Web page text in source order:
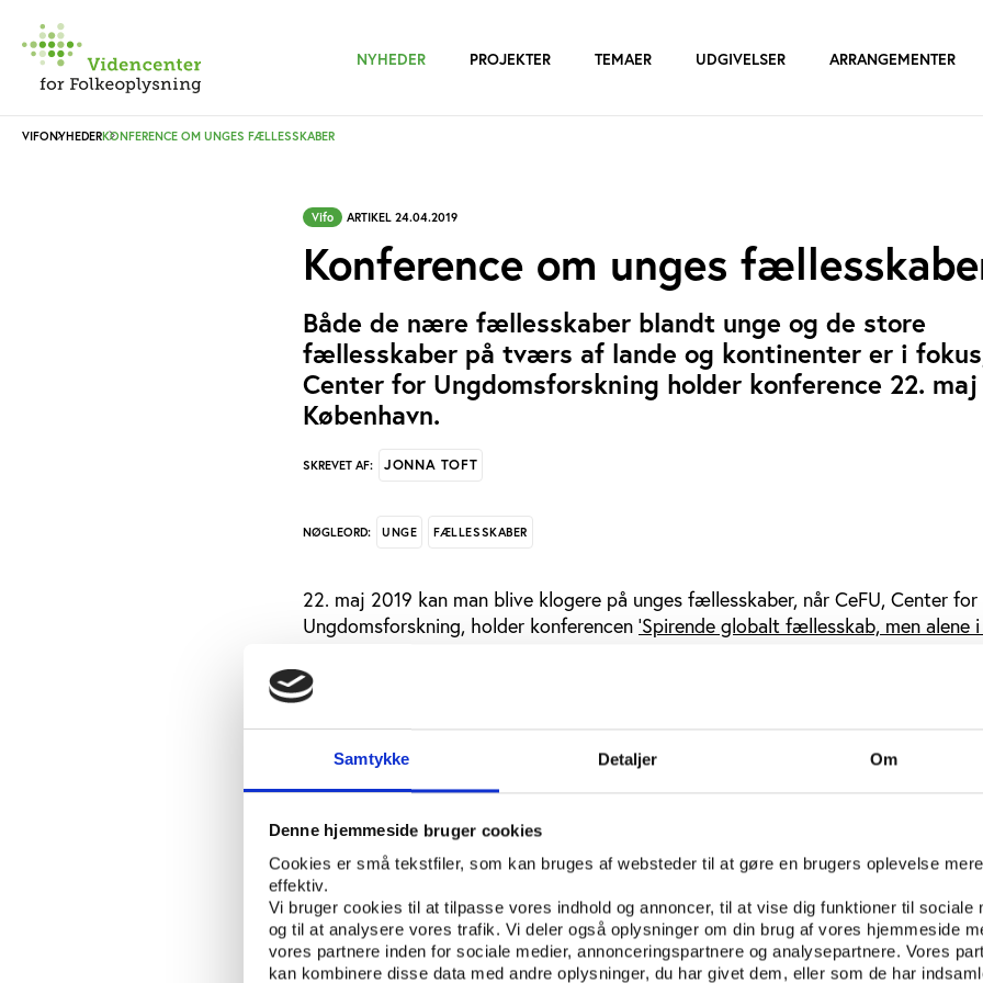
Samtykke Detaljer Om
Denne hjemmeside bruger cookies
Cookies er små tekstfiler, som kan bruges af websteder til at gøre en brugers oplevelse mere
effektiv.
Vi bruger cookies til at tilpasse vores indhold og annoncer, til at vise dig funktioner til sociale
og til at analysere vores trafik. Vi deler også oplysninger om din brug af vores hjemmeside
vores partnere inden for sociale medier, annonceringspartnere og analysepartnere. Vores
kan kombinere disse data med andre oplysninger, du har givet dem, eller som de har
NYHEDER PROJEKTER TEMAER UDGIVELSER ARRANGEMENTER
VIFONYHEDERKONFERENCE OM UNGES FÆLLESSKABER
Vifo ARTIKEL 24.04.2019
Konference om unges
Både de nære fællesskaber blandt unge og de store
fællesskaber på tværs af lande og kontinenter er i
Center for Ungdomsforskning holder konference 22.
København.
SKREVET AF: JONNA TOFT
NØGLEORD: UNGE FÆLLESSKABER
22. maj 2019 kan man blive klogere på unges fællesskaber, når CeFU, Center for
Ungdomsforskning, holder konferencen ’Spirende globalt fællesskab, men alene i
Konferencen undersøger blandt andet, hvordan fællesskaber kan skabe trivsel og
katalysator for radikalisering og ekstremisme, og hvordan nogle lukkes ind i
og andre lukkes ude.
Der vil blive set på fællesskaber, der har forskelligt indhold, og som dannes på
arenaer: Digitaliserede fællesskaber og fællesskaber på uddannelserne og i
En række spørgsmål vil blive diskuteret med eksperter og unge, blandt andet:
gode og dårlige fællesskaber? Og hvordan kan vi understøtte gode fællesskaber
unge?